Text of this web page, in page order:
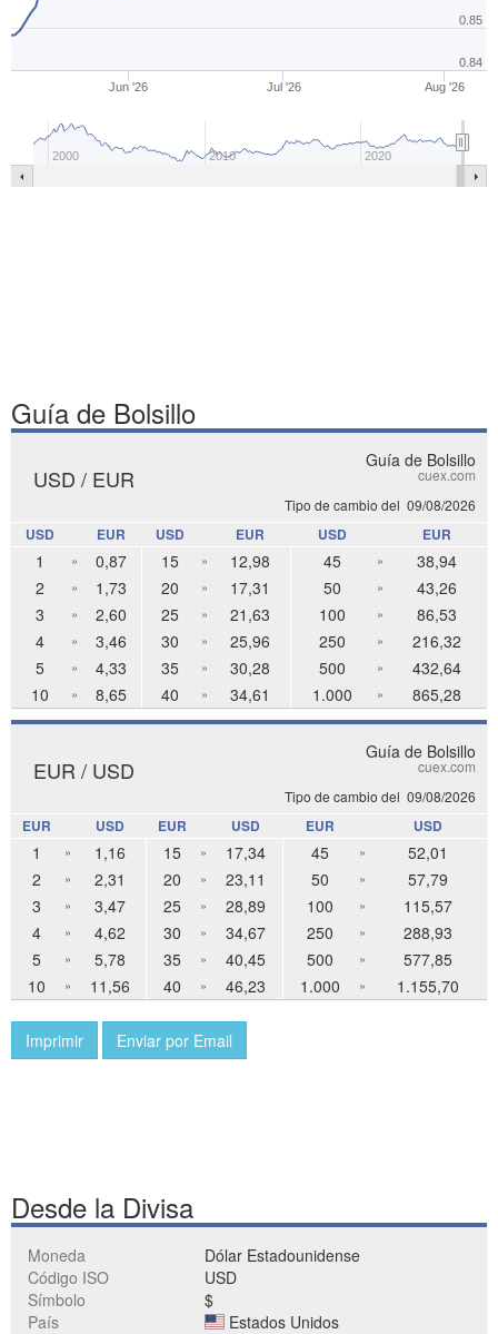
Jun '26 Jul '26 Aug '26
2000 2010 2020
0.84
0.85
Guía de Bolsillo
Guía de Bolsillo
cuex.com
Tipo de cambio del 09/08/2026
USD / EUR
USD EUR USD EUR USD EUR
1 » 0,87 15 » 12,98 45 »
38,94
2
» 1,73 20 » 17,31 50 »
43,26
3
» 2,60 25 » 21,63 100 »
86,53
4
» 3,46 30 » 25,96 250 »
216,32
5
» 4,33 35 » 30,28 500 »
432,64
10
» 8,65 40 » 34,61 1.000 » 865,28
Guía de Bolsillo
cuex.com
Tipo de cambio del 09/08/2026
EUR / USD
EUR USD EUR USD EUR USD
1 » 1,16 15 » 17,34 45 »
52,01
2
» 2,31 20 » 23,11 50 »
57,79
3
» 3,47 25 » 28,89 100 »
115,57
4
» 4,62 30 » 34,67 250 »
288,93
5
» 5,78 35 » 40,45 500 »
577,85
10
» 11,56 40 » 46,23 1.000 » 1.155,70
Imprimir Enviar por Email
Desde la Divisa
Moneda
Dólar Estadounidense
Código ISO
USD
Símbolo
$
País
Estados Unidos